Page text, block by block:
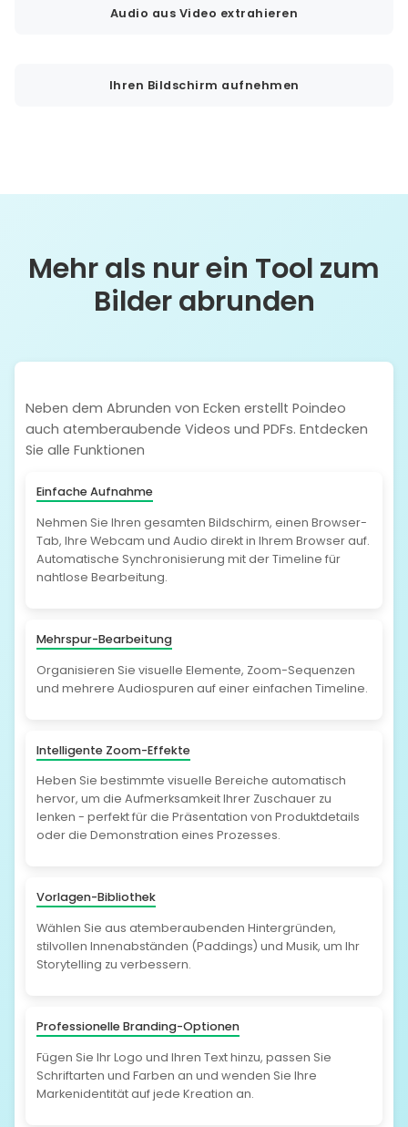
Audio aus Video extrahieren
Ihren Bildschirm aufnehmen
Mehr als nur ein Tool zum
Bilder abrunden
Neben dem Abrunden von Ecken erstellt Poindeo
auch atemberaubende Videos und PDFs. Entdecken
Sie alle Funktionen
Einfache Aufnahme
Nehmen Sie Ihren gesamten Bildschirm, einen Browser-
Tab, Ihre Webcam und Audio direkt in Ihrem Browser auf.
Automatische Synchronisierung mit der Timeline für
nahtlose Bearbeitung.
Mehrspur-Bearbeitung
Organisieren Sie visuelle Elemente, Zoom-Sequenzen
und mehrere Audiospuren auf einer einfachen Timeline.
Intelligente Zoom-Effekte
Heben Sie bestimmte visuelle Bereiche automatisch
hervor, um die Aufmerksamkeit Ihrer Zuschauer zu
lenken - perfekt für die Präsentation von Produktdetails
oder die Demonstration eines Prozesses.
Vorlagen-Bibliothek
Wählen Sie aus atemberaubenden Hintergründen,
stilvollen Innenabständen (Paddings) und Musik, um Ihr
Storytelling zu verbessern.
Professionelle Branding-Optionen
Fügen Sie Ihr Logo und Ihren Text hinzu, passen Sie
Schriftarten und Farben an und wenden Sie Ihre
Markenidentität auf jede Kreation an.